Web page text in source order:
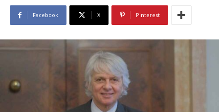
Facebook X Pinterest